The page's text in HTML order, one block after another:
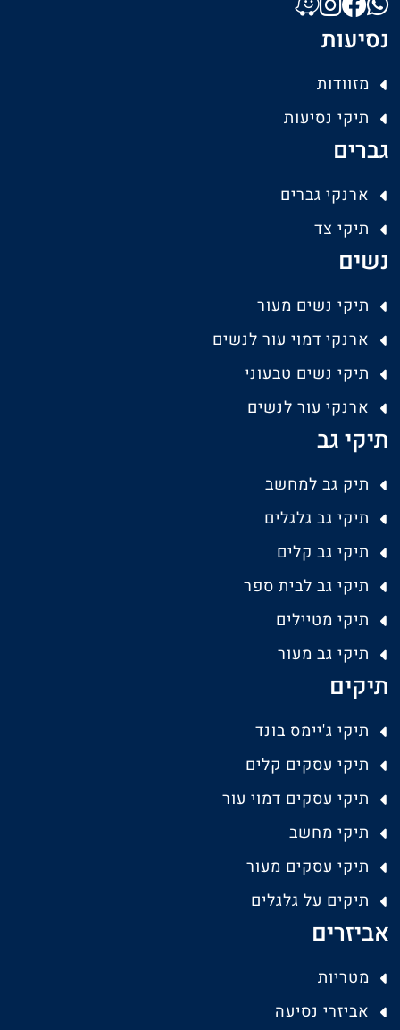
נסיעות
מזוודות
תיקי נסיעות
גברים
ארנקי גברים
תיקי צד
נשים
תיקי נשים מעור
ארנקי דמוי עור לנשים
תיקי נשים טבעוני
ארנקי עור לנשים
תיקי גב
תיק גב למחשב
תיקי גב גלגלים
תיקי גב קלים
תיקי גב לבית ספר
תיקי מטיילים
תיקי גב מעור
תיקים
תיקי ג'יימס בונד
תיקי עסקים קלים
תיקי עסקים דמוי עור
תיקי מחשב
תיקי עסקים מעור
תיקים על גלגלים
אביזרים
מטריות
אביזרי נסיעה